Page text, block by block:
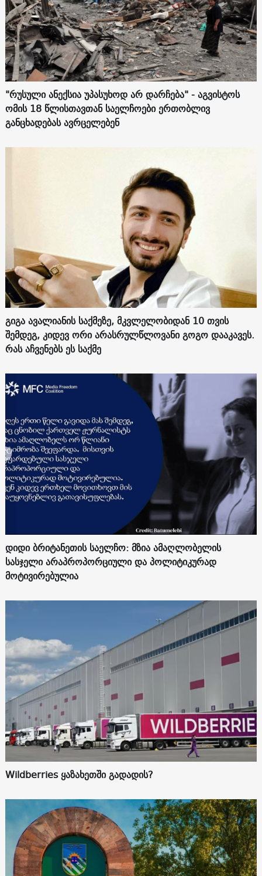
"რუსული ანექსია უპასუხოდ არ დარჩება" - აგვისტოს
ომის 18 წლისთავთან საელჩოები ერთობლივ
განცხადებას ავრცელებენ
გიგა ავალიანის საქმეზე, მკვლელობიდან 10 თვის
შემდეგ, კიდევ ორი არასრულწლოვანი გოგო დააკავეს.
რას აჩვენებს ეს საქმე
დიდი ბრიტანეთის საელჩო: მზია ამაღლობელის
სასჯელი არაპროპორციული და პოლიტიკურად
მოტივირებულია
Wildberries ყაზახეთში გადადის?